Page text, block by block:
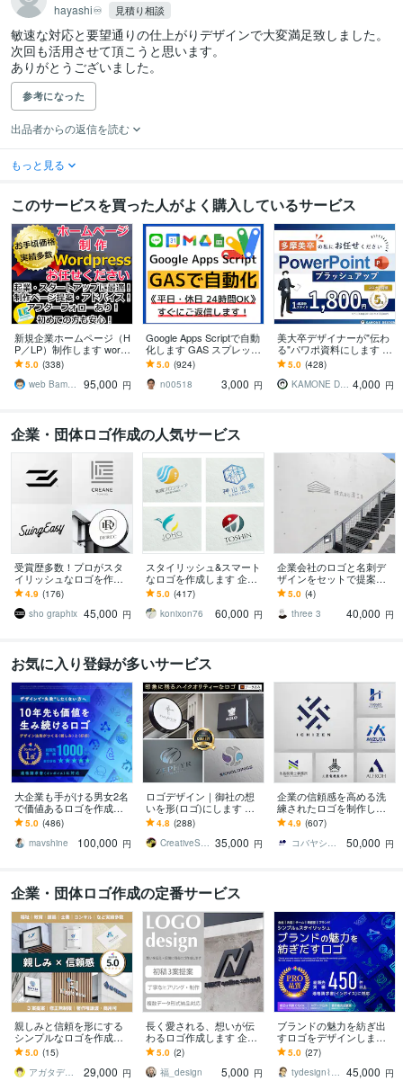
hayashi♾️ 見積り相談
敏速な対応と要望通りの仕上がりデザインで大変満足致しました。
次回も活用させて頂こうと思います。
ありがとうございました。
参考になった
出品者からの返信を読む
もっと見る
このサービスを買った人がよく購入しているサービス
新規企業ホームページ（H
P／LP）制作します wordp
ress制作！あたらしいホ
ームぺージが手に入りま
す
5.0 (338)
web Bamboo
95,000 円
Google Apps Scriptで自動
化します GAS スプレッド
シート、Gmail、Gemini、
定期実行
5.0 (924)
n00518
3,000 円
美大卒デザイナーが"伝わ
る"パワポ資料にします 美
大卒×ビジネススキルであ
なたの資料をさらにハイ
クオリティに
5.0 (428)
KAMONE Design 4,000 円
企業・団体ロゴ作成の人気サービス
受賞歴多数！プロがスタ
イリッシュなロゴを作成
します 企業／個人実績多
数 想いを丁寧にカタチ
にします
4.9 (176)
sho graphix 45,000 円
スタイリッシュ&スマート
なロゴを作成します 企業
や店舗、サービスのロゴ
をつくります！
5.0 (417)
konixon76
60,000 円
企業会社のロゴと名刺デ
ザインをセットで提案し
ます 会社のロゴマーク
と、それを使っての名刺
デザインのサービスです
5.0 (4)
three 3
40,000 円
お気に入り登録が多いサービス
大企業も手がける男女2名
で価値あるロゴを作成し
ます ランキング1位実績多
数【安心のキャンセル保
証＋著作権譲渡】
5.0 (486)
mavshine
100,000 円
ロゴデザイン｜御社の想
いを形(ロゴ)にします 大
企業のデザイン実績あり
のデザイナーがデザイン
します!!
4.8 (288)
CreativeStudio ISOLA 35,000 円
企業の信頼感を高める洗
練されたロゴを制作しま
す 500件超の実績。想い
を整理し、長く使えるロ
ゴへ設計します
4.9 (607)
コバヤシ タイジ
50,000 円
企業・団体ロゴ作成の定番サービス
親しみと信頼を形にする
シンプルなロゴを作成し
ます 歴20年のクオリティ
｜3案提案｜修正無制限｜
著作権譲渡
5.0 (15)
アガタデザインラボ
29,000 円
長く愛される、想いが伝
わるロゴ作成します 企業
理念を反映し、印象に残
る、愛されるロゴを作成
します。
5.0 (2)
福_design
5,000 円
ブランドの魅力を紡ぎ出
すロゴをデザインします
選べる初回2案提案！Aiデ
ータ付きで商用も安心、
修正無制限！
5.0 (27)
tydesign⌇子育てパパのデザイン室 45,000 円